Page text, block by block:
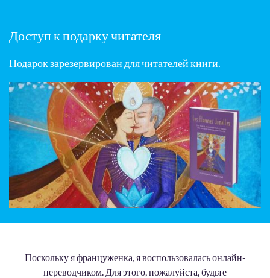
Доступ к подарку читателя
Подарок зарезервирован для читателей книги.
Поскольку я француженка, я воспользовалась онлайн-
переводчиком. Для этого, пожалуйста, будьте